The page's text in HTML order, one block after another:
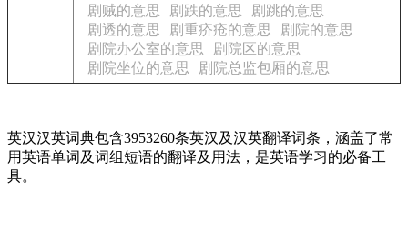
剧贼的意思
剧跌的意思
剧跳的意思
剧透的意思
剧重疥疮的意思
剧院的意思
剧院办公室的意思
剧院区的意思
剧院坐位的意思
剧院总监包厢的意思
英汉汉英词典包含3953260条英汉及汉英翻译词条，涵盖了常
用英语单词及词组短语的翻译及用法，是英语学习的必备工
具。